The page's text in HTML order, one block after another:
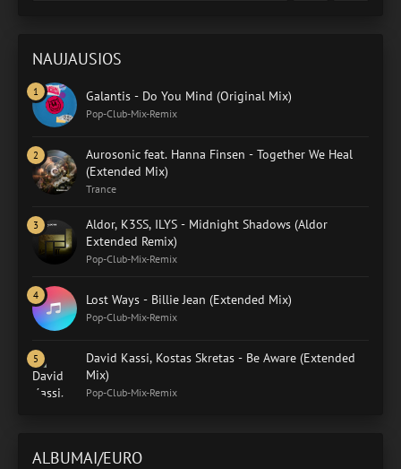
NAUJAUSIOS
Galantis - Do You Mind (Original Mix)
Pop-Club-Mix-Remix
Aurosonic feat. Hanna Finsen - Together We Heal
(Extended Mix)
Trance
Aldor, K3SS, ILYS - Midnight Shadows (Aldor
Extended Remix)
Pop-Club-Mix-Remix
Lost Ways - Billie Jean (Extended Mix)
Pop-Club-Mix-Remix
David Kassi, Kostas Skretas - Be Aware (Extended
Mix)
Pop-Club-Mix-Remix
ALBUMAI/EURO